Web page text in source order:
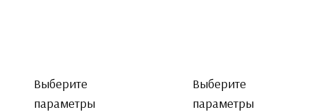
Выберите
параметры
Выберите
параметры